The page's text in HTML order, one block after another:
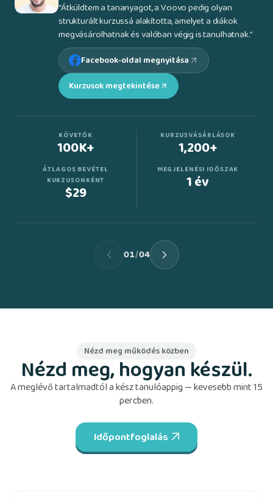
“Átküldtem a tananyagot, a Voovo pedig olyan
strukturált kurzussá alakította, amelyet a diákok
megvásárolhatnak és valóban végig is tanulhatnak.”
Facebook-oldal megnyitása
Kurzusok megtekintése
KÖVETŐK
100K+
KURZUSVÁSÁRLÁSOK
1,200+
ÁTLAGOS BEVÉTEL
KURZUSONKÉNT
$29
MEGJELENÉSI IDŐSZAK
1 év
01/04
Nézd meg működés közben
Nézd meg, hogyan készül.
A meglévő tartalmadtól a kész tanulóappig — kevesebb mint 15
percben.
Időpontfoglalás